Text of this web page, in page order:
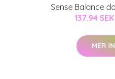
Sense Balance
137.94 SEK
MER